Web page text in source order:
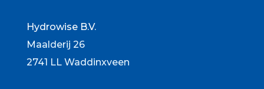
Hydrowise B.V.
Maalderij 26
2741 LL Waddinxveen